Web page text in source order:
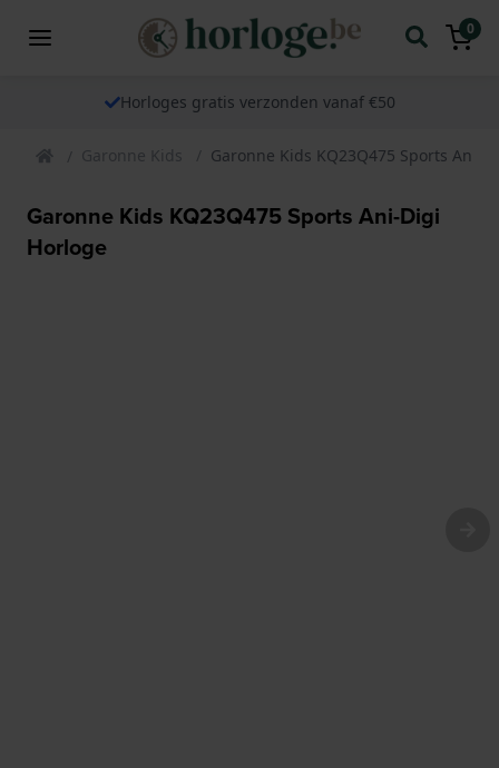
0
Horloges gratis verzonden vanaf €50
Garonne Kids Garonne Kids KQ23Q475 Sports Ani-
Garonne Kids KQ23Q475 Sports Ani-Digi
Horloge